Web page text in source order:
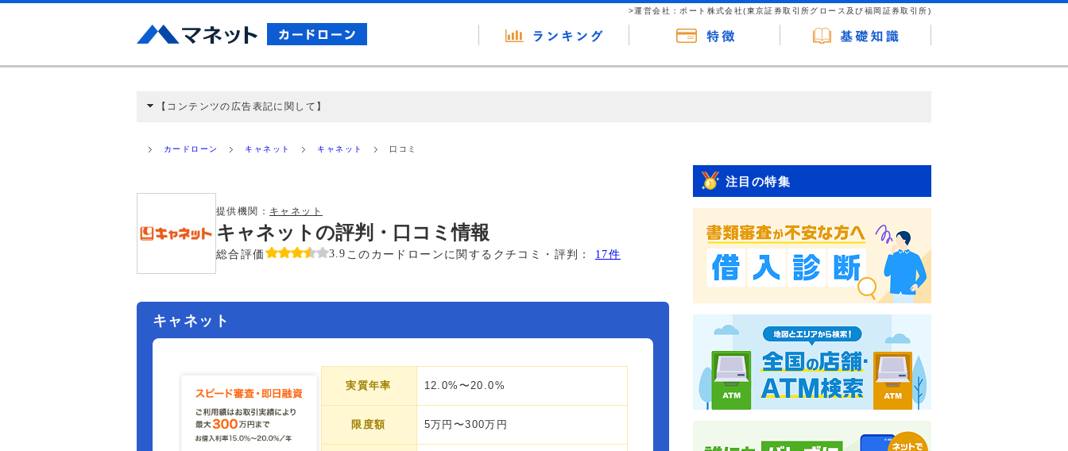
>運営会社：ポート株式会社(東京証券取引所グロース及び福岡証券取引所)
【コンテンツの広告表記に関して】
ミ収集などに基づき、公平性を担保した情報提供を行っています。
カードローン キャネット キャネット 口コミ
提供機関： キャネット
キャネットの評判・口コミ情報
総合評価 3.9 このカードローンに関するクチコミ・評判： 17件
キャネット
実質年率 12.0%〜20.0%
限度額 5万円〜300万円
注目の特集